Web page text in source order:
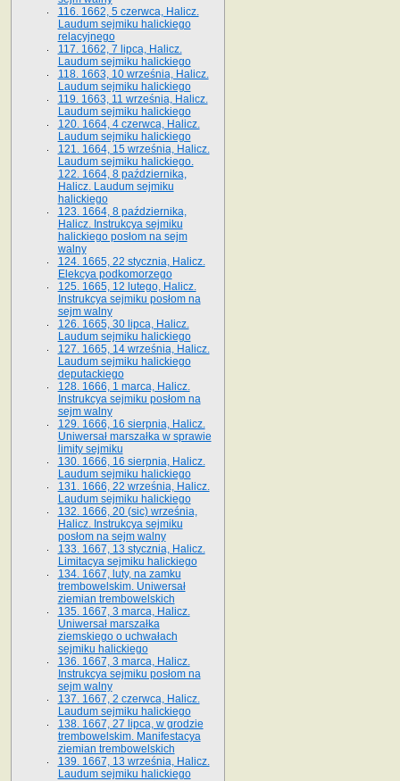
116. 1662, 5 czerwca, Halicz.
Laudum sejmiku halickiego
relacyjnego
117. 1662, 7 lipca, Halicz.
Laudum sejmiku halickiego
118. 1663, 10 września, Halicz.
Laudum sejmiku halickiego
119. 1663, 11 września, Halicz.
Laudum sejmiku halickiego
120. 1664, 4 czerwca, Halicz.
Laudum sejmiku halickiego
121. 1664, 15 września, Halicz.
Laudum sejmiku halickiego.
122. 1664, 8 października,
Halicz. Laudum sejmiku
halickiego
123. 1664, 8 października,
Halicz. Instrukcya sejmiku
halickiego posłom na sejm
walny
124. 1665, 22 stycznia, Halicz.
Elekcya podkomorzego
125. 1665, 12 lutego, Halicz.
Instrukcya sejmiku posłom na
sejm walny
126. 1665, 30 lipca, Halicz.
Laudum sejmiku halickiego
127. 1665, 14 września, Halicz.
Laudum sejmiku halickiego
deputackiego
128. 1666, 1 marca, Halicz.
Instrukcya sejmiku posłom na
sejm walny
129. 1666, 16 sierpnia, Halicz.
Uniwersał marszałka w sprawie
limity sejmiku
130. 1666, 16 sierpnia, Halicz.
Laudum sejmiku halickiego
131. 1666, 22 września, Halicz.
Laudum sejmiku halickiego
132. 1666, 20 (sic) września,
Halicz. Instrukcya sejmiku
posłom na sejm walny
133. 1667, 13 stycznia, Halicz.
Limitacya sejmiku halickiego
134. 1667, luty, na zamku
trembowelskim. Uniwersał
ziemian trembowelskich
135. 1667, 3 marca, Halicz.
Uniwersał marszałka
ziemskiego o uchwałach
sejmiku halickiego
136. 1667, 3 marca, Halicz.
Instrukcya sejmiku posłom na
sejm walny
137. 1667, 2 czerwca, Halicz.
Laudum sejmiku halickiego
138. 1667, 27 lipca, w grodzie
trembowelskim. Manifestacya
ziemian trembowelskich
139. 1667, 13 września, Halicz.
Laudum sejmiku halickiego